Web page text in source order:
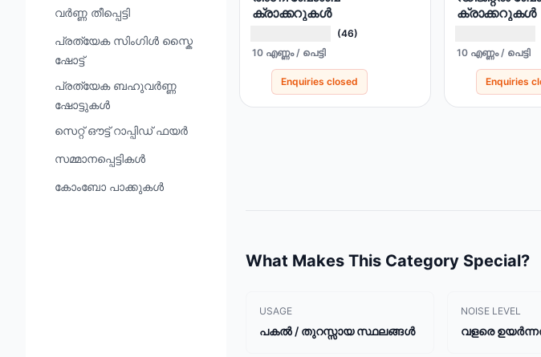
വർണ്ണ തീപ്പെട്ടി
പ്രത്യേക സിംഗിൾ സ്കൈ
ഷോട്ട്
പ്രത്യേക ബഹുവർണ്ണ
ഷോട്ടുകൾ
സെറ്റ് ഔട്ട് റാപ്പിഡ് ഫയർ
സമ്മാനപ്പെട്ടികൾ
കോംബോ പാക്കുകൾ
ക്രാക്കറുകൾ
(46)
10 എണ്ണം / പെട്ടി
Enquiries closed
ക്രാക്കറുകൾ
10 എണ്ണം / പെട്ടി
Enquiries
What Makes This Category Special?
USAGE
പകൽ / തുറസ്സായ സ്ഥലങ്ങൾ
NOISE LEVEL
വളരെ